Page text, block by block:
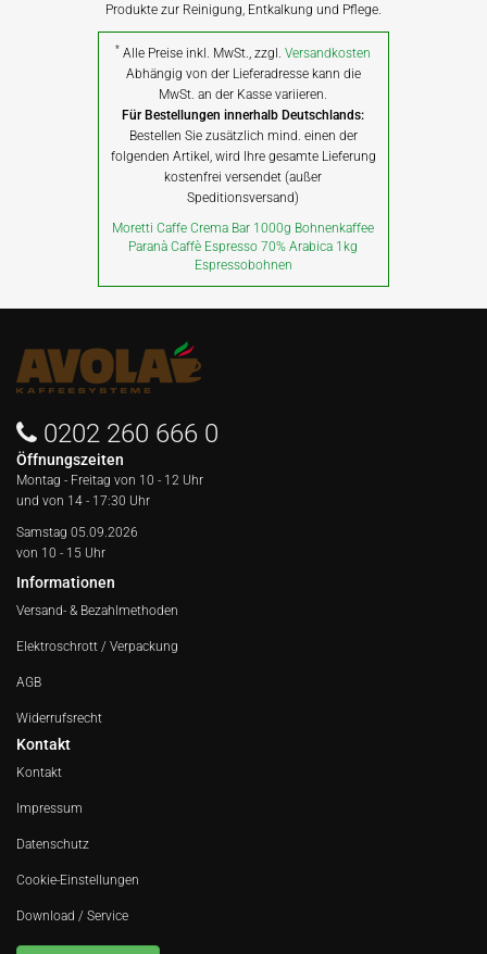
Produkte zur Reinigung, Entkalkung und Pflege.
* Alle Preise inkl. MwSt., zzgl.Versandkosten
Abhängig von der Lieferadresse kann die
MwSt. an der Kasse variieren.
Für Bestellungen innerhalb Deutschlands:
Bestellen Sie zusätzlich mind. einen der
folgenden Artikel, wird Ihre gesamte Lieferung
kostenfrei versendet (außer
Speditionsversand)
Moretti Caffe Crema Bar 1000g Bohnenkaffee
Paranà Caffè Espresso 70% Arabica 1kg
Espressobohnen
0202 260 666 0
Öffnungszeiten
Montag - Freitag von 10 - 12 Uhr
und von 14 - 17:30 Uhr
Samstag 05.09.2026
von 10 - 15 Uhr
Informationen
Versand- & Bezahlmethoden
Elektroschrott / Verpackung
AGB
Widerrufsrecht
Kontakt
Kontakt
Impressum
Datenschutz
Cookie-Einstellungen
Download / Service